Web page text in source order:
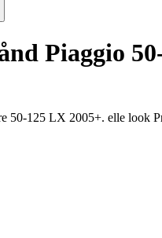
Piaggio
50-125 LX 2005+. elle look